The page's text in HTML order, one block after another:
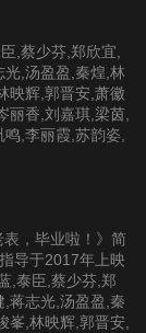
第18集
第21集
第30集
,蔡少芬,郑欣宜,
光,汤盈盈,秦煌,林
映辉,郭晋安,萧徽
丽香,刘嘉琪,梁茵,
,李丽霞,苏韵姿,
，毕业啦！》简
导于2017年上映
,泰臣,蔡少芬,郑
蒋志光,汤盈盈,秦
峯,林映辉,郭晋安,